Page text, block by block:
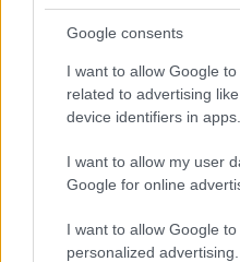
Google consents
I want to allow Google
related to advertising
device identifiers in apps.
I want to allow my user
Google for online
I want to allow Google
personalized advertising.
Η Αγγελική Ηλιάδη
που έζησε και πώς
της: «Ήταν ό,τι
μου»
«Αφιέρωσε τη ζωή
ανθρώπους που
δήλωση της
Λίζα που βρέθηκε
viral το τραγούδι
ερμηνεύει η